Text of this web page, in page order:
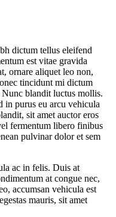
dictum tellus eleifend
est vitae gravida
ornare aliquet leo non,
tincidunt mi dictum
Nunc blandit luctus mollis.
in purus eu arcu vehicula
sit amet auctor eros
fermentum libero finibus
pulvinar dolor et sem
ac in felis. Duis at
at congue nec,
accumsan vehicula est
mauris, sit amet